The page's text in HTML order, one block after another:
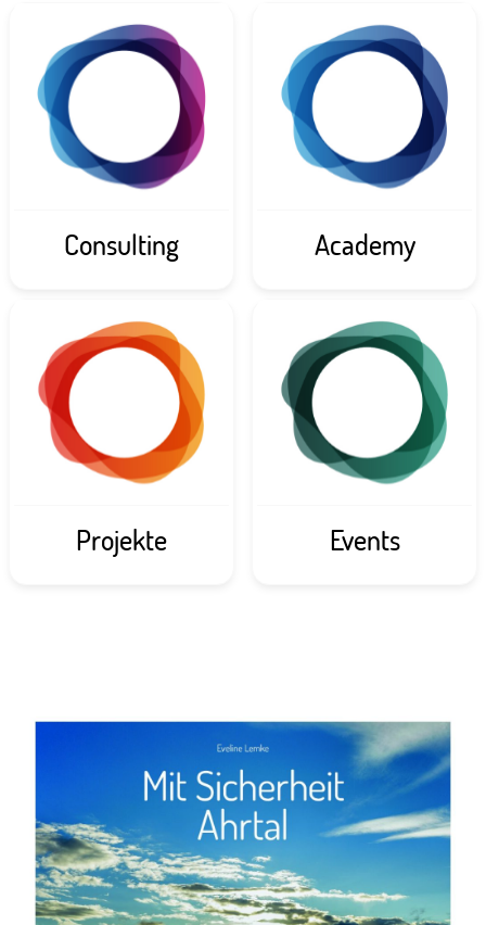
Consulting Academy
Projekte Events